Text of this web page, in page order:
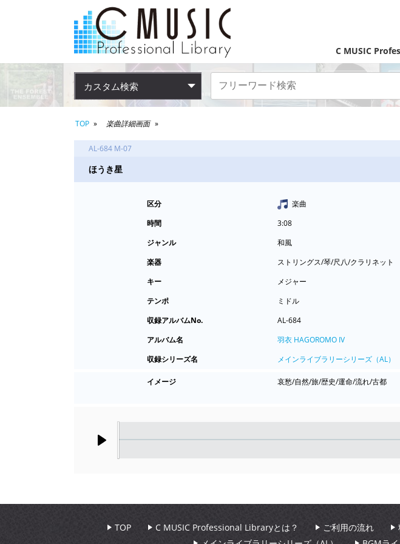
C MUSIC
カスタム検索
TOP 楽曲詳細画面
AL-684 M-07
ほうき星
区分
楽曲
時間
3:08
ジャンル
和風
楽器
ストリングス/琴/尺八/クラリネット
キー
メジャー
テンポ
ミドル
収録アルバムNo.
AL-684
アルバム名
羽衣 HAGOROMO IV
収録シリーズ名
メインライブラリーシリーズ（AL）
イメージ 哀愁/自然/旅/歴史/運命/流れ/古都
TOP C MUSIC Professional Libraryとは？ ご利用の流れ